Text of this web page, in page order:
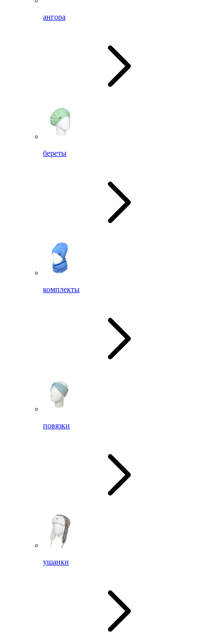
ангора
береты
комплекты
повязки
ушанки